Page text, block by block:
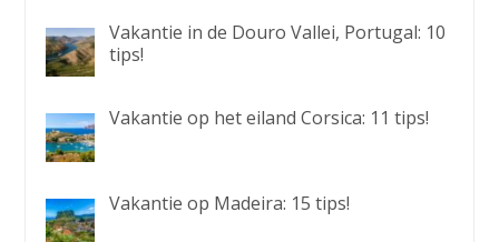
Vakantie in de Douro Vallei, Portugal: 10
tips!
Vakantie op het eiland Corsica: 11 tips!
Vakantie op Madeira: 15 tips!